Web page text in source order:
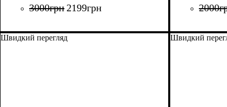
3000грн 2199грн 2000
Швидкий перегляд Швидкий